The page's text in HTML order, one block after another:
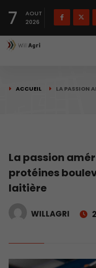
7
AOUT
2026
ACCUEIL LA PASSION
La passion
protéines
laitière
WILLAGRI
Français